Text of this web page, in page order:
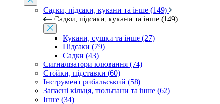
Садки, підсаки, кукани та інше (149)
Садки, підсаки, кукани та інше (149)
Кукани, сушки та інше (27)
Підсаки (79)
Садки (43)
Сигналізатори клювання (74)
Стойки, підставки (60)
Інструмент рибальський (58)
Запасні кільця, тюльпани та інше (62)
Інше (34)